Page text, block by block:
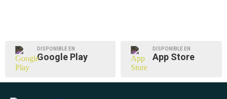
DISPONIBLE EN
Google Play
DISPONIBLE EN
App Store